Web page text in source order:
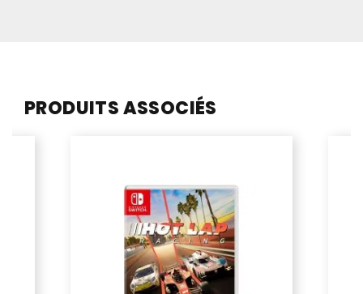
PRODUITS ASSOCIÉS